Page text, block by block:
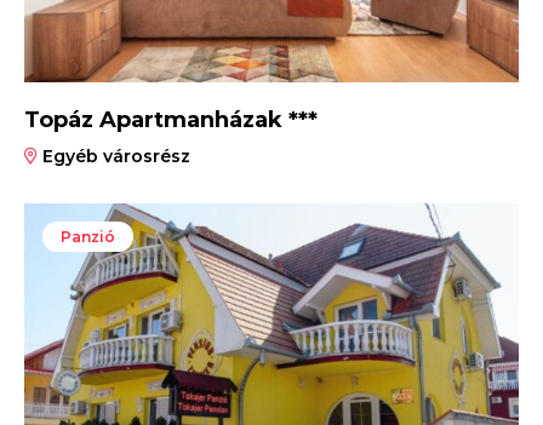
Topáz Apartmanházak ***
Egyéb városrész
Panzió